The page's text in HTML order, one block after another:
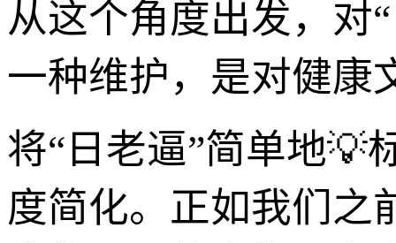
从这个角度出发，对
一种维护，是对健康
将“日老逼”简单地💡
度简化。正如我们之